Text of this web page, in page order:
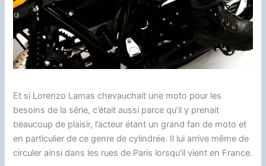
Et si Lorenzo Lamas chevauchait une moto pour les
besoins de la série, c’était aussi parce qu’il y prenait
beaucoup de plaisir, l’acteur étant un grand fan de moto et
en particulier de ce genre de cylindrée. Il lui arrive même de
circuler ainsi dans les rues de Paris lorsqu’il vient en France.